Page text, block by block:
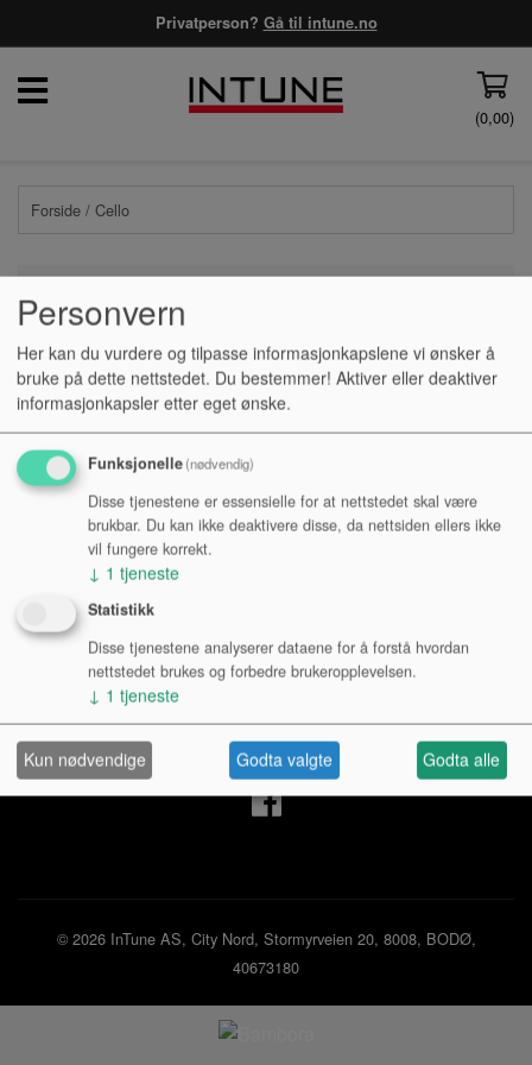
Privatperson? Gå til intune.no
(0,00)
Forside / Cello
Ingen produkter funnet
Mine sider
Logg inn privatperson
Logg inn bedrift
Ny kunde
Kjøpsbetingelser Personvernerklæring
© 2026 InTune AS, City Nord, Stormyrveien 20, 8008, BODØ,
40673180
Personvern
Her kan du vurdere og tilpasse informasjonkapslene vi ønsker å
bruke på dette nettstedet. Du bestemmer! Aktiver eller deaktiver
informasjonkapsler etter eget ønske.
Funksjonelle(nødvendig)
Disse tjenestene er essensielle for at nettstedet skal være
brukbar. Du kan ikke deaktivere disse, da nettsiden ellers ikke
vil fungere korrekt.
↓ 1 tjeneste
Statistikk
Disse tjenestene analyserer dataene for å forstå hvordan
nettstedet brukes og forbedre brukeropplevelsen.
↓ 1 tjeneste
Kun nødvendige Godta valgte Godta alle